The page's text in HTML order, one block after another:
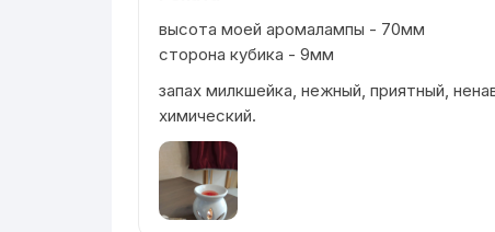
высота моей аромалампы - 70мм
сторона кубика - 9мм
запах милкшейка, нежный, приятный,
химический.